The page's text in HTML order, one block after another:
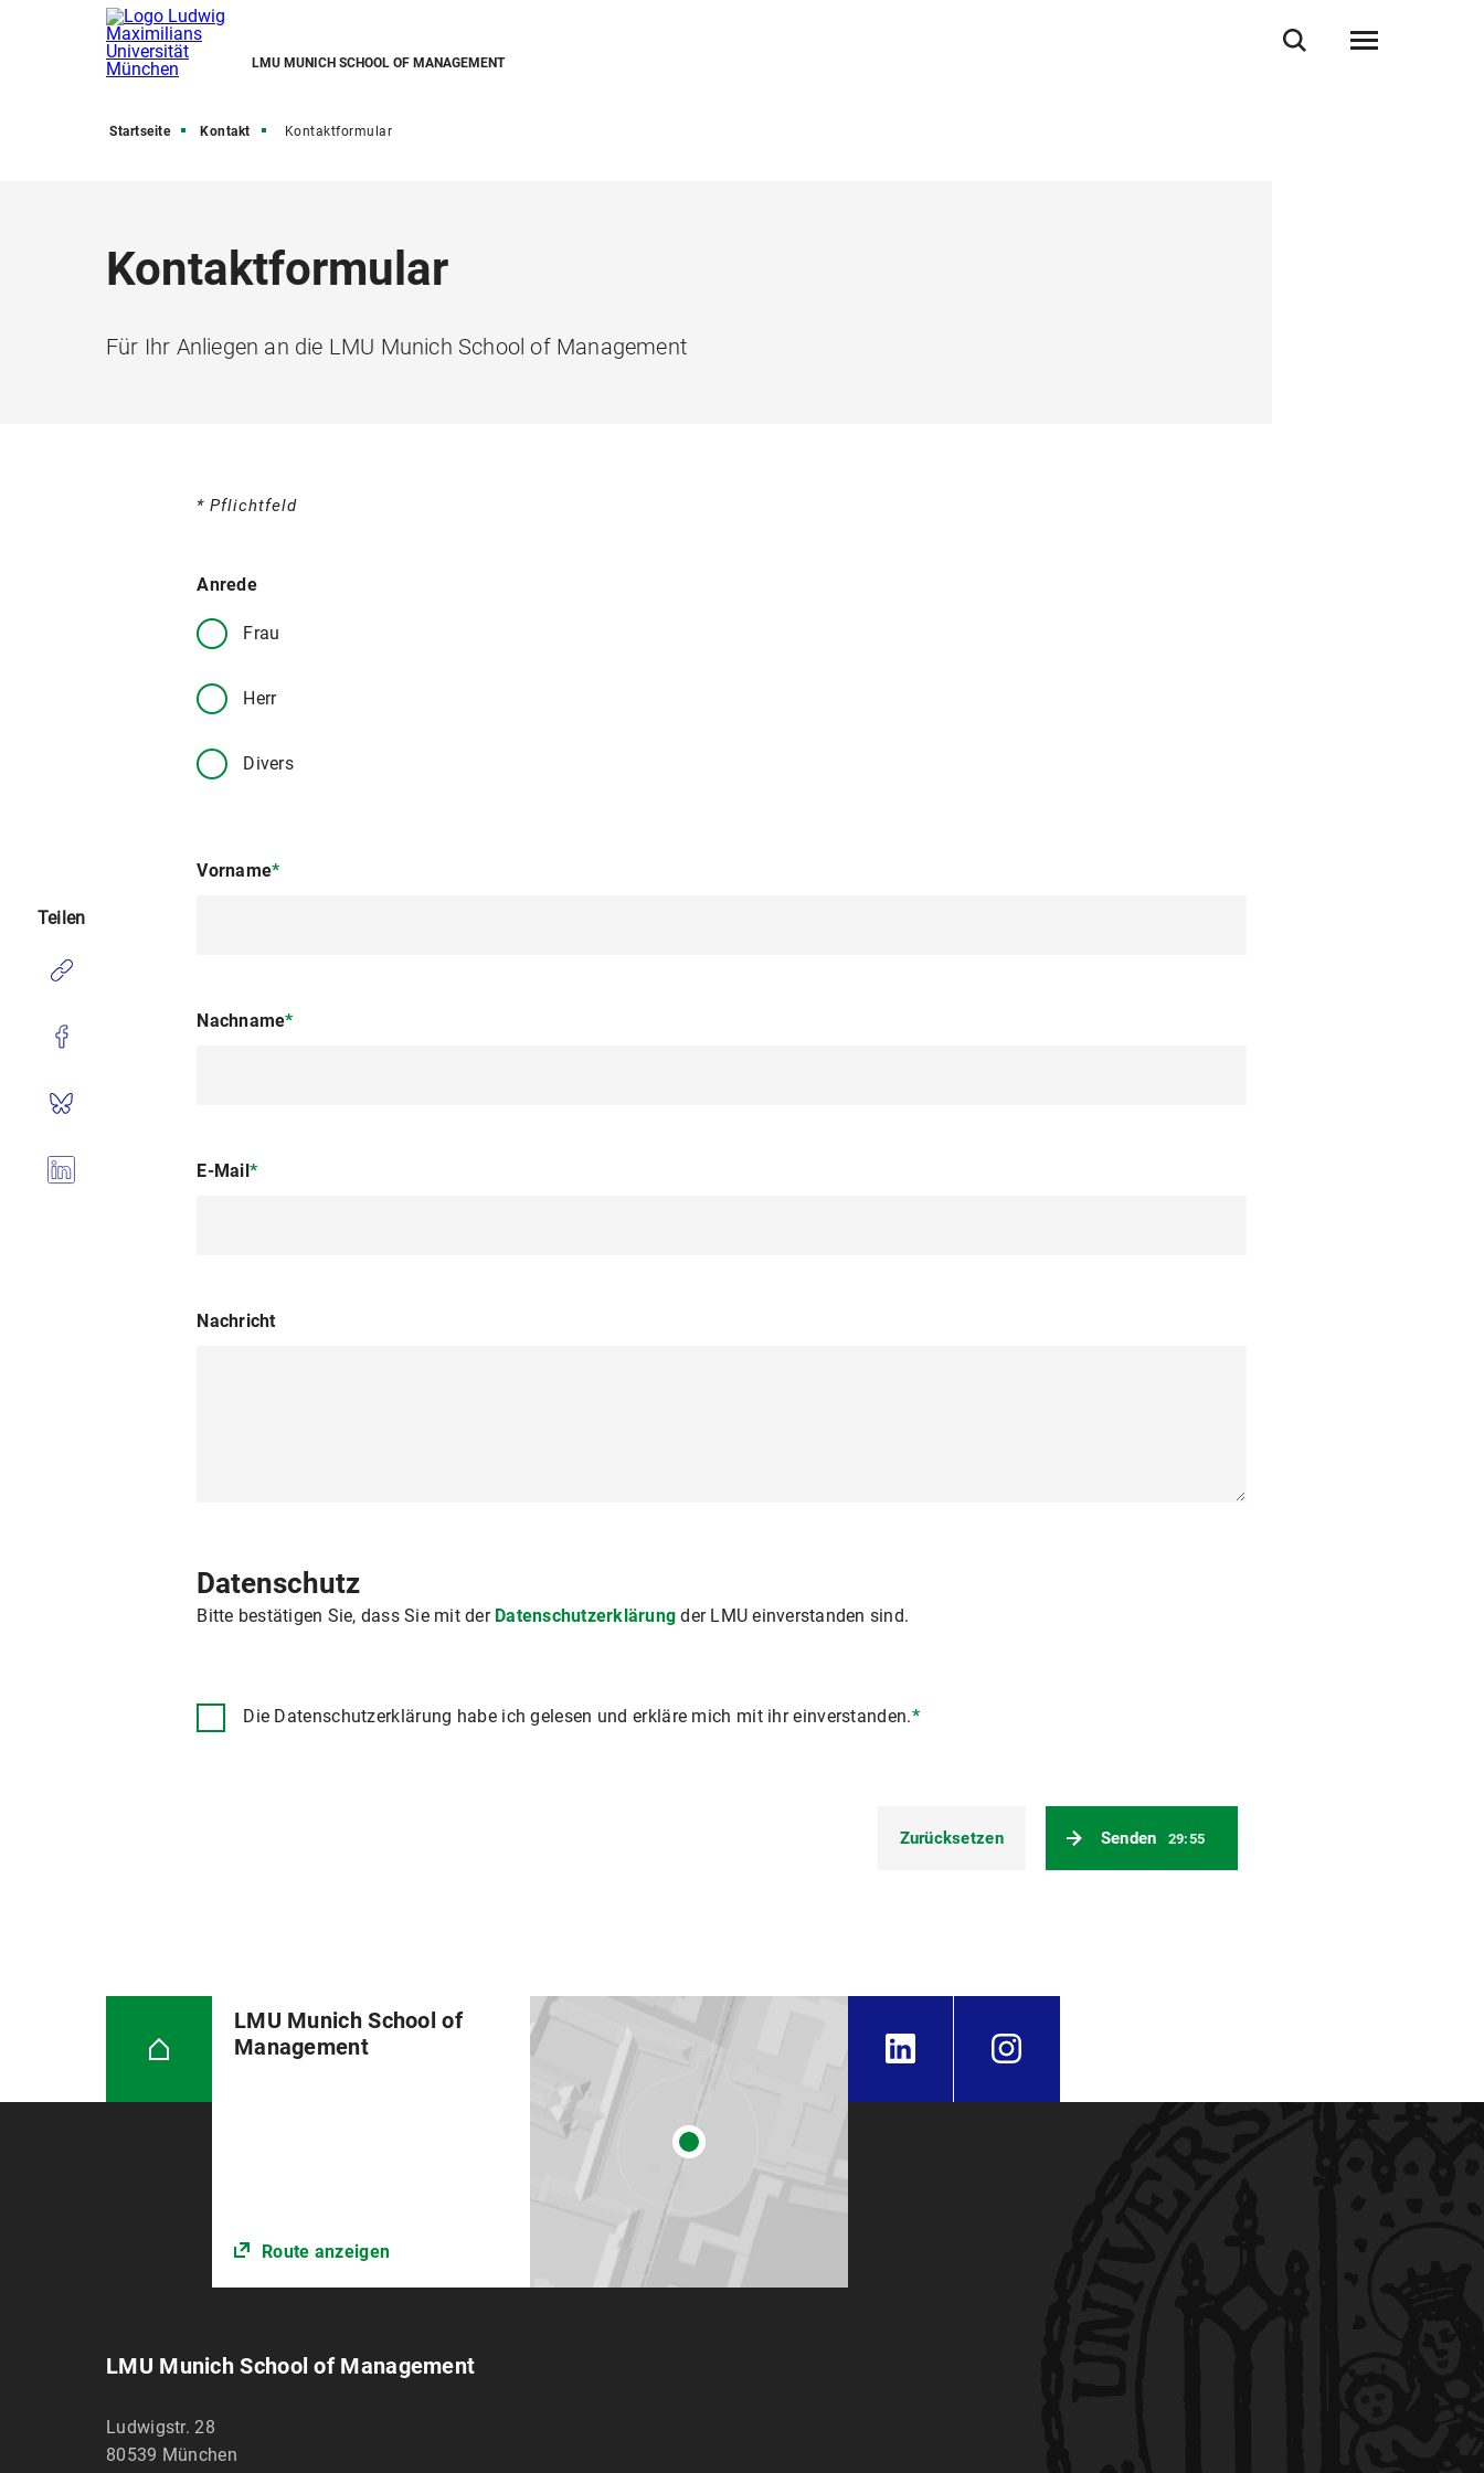
LMU MUNICH SCHOOL OF MANAGEMENT
Startseite Kontakt Kontaktformular
Kontaktformular
Für Ihr Anliegen an die LMU Munich School of Management
* Pflichtfeld
Anrede
Frau
Herr
Divers
Vorname*
Nachname*
E-Mail*
Nachricht
Datenschutz
Bitte bestätigen Sie, dass Sie mit der Datenschutzerklärung der LMU einverstanden sind.
Die Datenschutzerklärung habe ich gelesen und erkläre mich mit ihr einverstanden.*
Senden 29:54
Zurücksetzen
Teilen
LMU Munich School of
Management
Route anzeigen
LMU Munich School of Management
Ludwigstr. 28
80539 München